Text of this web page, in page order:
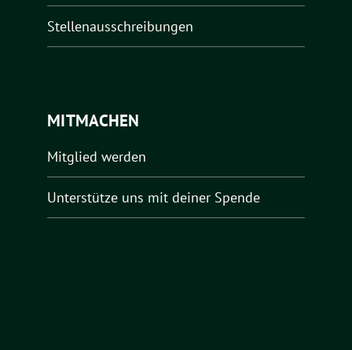
Stellenausschreibungen
MITMACHEN
Mitglied werden
Unterstütze uns mit deiner Spende